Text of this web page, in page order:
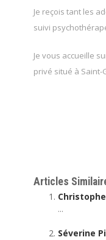
Je reçois tant les
suivi
Je vous accueille
privé situé à Saint-
Articles
...
Séverine